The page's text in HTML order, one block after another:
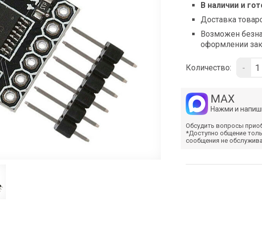
В наличии и
Доставка
Возможен
оформлении
Количество: -
MAX
Нажми и
Обсудить вопросы
*Доступно общение
сообщения не